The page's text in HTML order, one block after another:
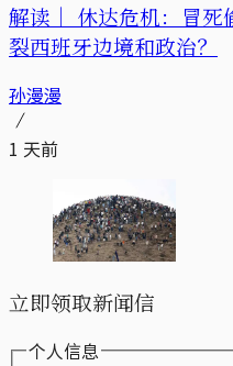
解读｜ 休达危机：冒死
裂西班牙边境和政治？
孙漫漫
1 天前
立即领取新闻信
个人信息